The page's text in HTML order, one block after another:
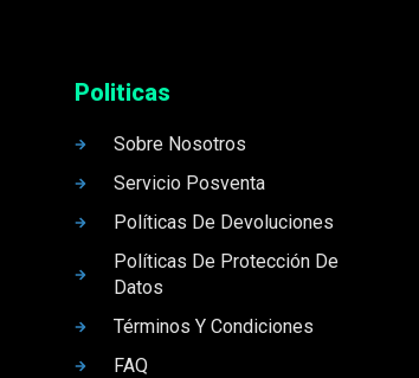
Politicas
Sobre Nosotros
Servicio Posventa
Políticas De Devoluciones
Políticas De Protección De
Datos
Términos Y Condiciones
FAQ